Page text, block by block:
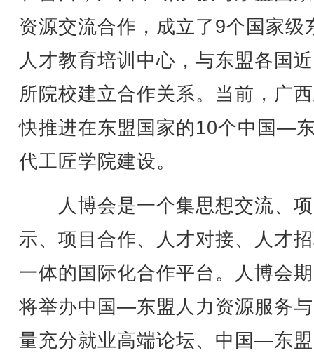
资源交流合作，成立了9个国家级
人才教育培训中心，与东盟各国
所院校建立合作关系。当前，广
快推进在东盟国家的10个中国—
代工匠学院建设。
人博会是一个集思想交流、
示、项目合作、人才对接、人才
一体的国际化合作平台。人博会
将举办中国—东盟人力资源服务
量充分就业高端论坛、中国—东